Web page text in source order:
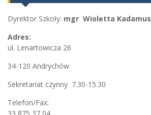
Dyrektor Szkoły: mgr Wioletta Kadamus
Adres:
ul. Lenartowicza 26
34-120 Andrychów
Sekretariat czynny 7.30-15.30
Telefon/Fax:
33 875 37 04